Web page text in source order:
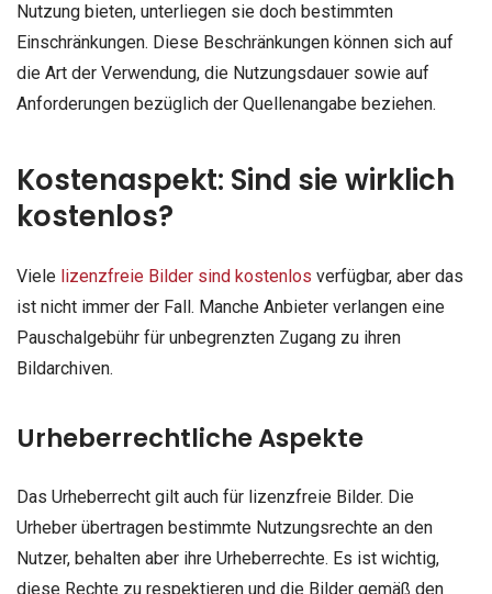
Nutzung bieten, unterliegen sie doch bestimmten
Einschränkungen. Diese Beschränkungen können sich auf
die Art der Verwendung, die Nutzungsdauer sowie auf
Anforderungen bezüglich der Quellenangabe beziehen.
Kostenaspekt: Sind sie wirklich
kostenlos?
Viele lizenzfreie Bilder sind kostenlos verfügbar, aber das
ist nicht immer der Fall. Manche Anbieter verlangen eine
Pauschalgebühr für unbegrenzten Zugang zu ihren
Bildarchiven.
Urheberrechtliche Aspekte
Das Urheberrecht gilt auch für lizenzfreie Bilder. Die
Urheber übertragen bestimmte Nutzungsrechte an den
Nutzer, behalten aber ihre Urheberrechte. Es ist wichtig,
diese Rechte zu respektieren und die Bilder gemäß den